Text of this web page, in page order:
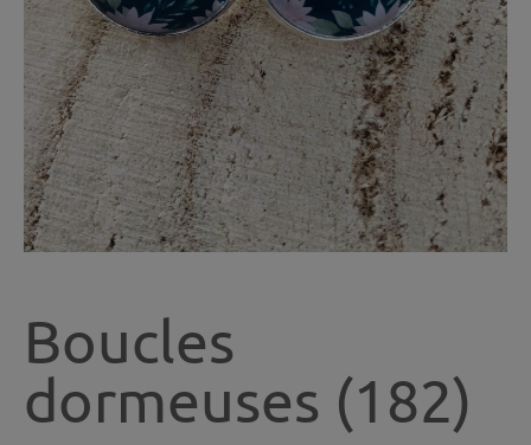
Boucles
dormeuses (182)